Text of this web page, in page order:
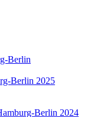
Berlin
Berlin 2025
Berlin 2024